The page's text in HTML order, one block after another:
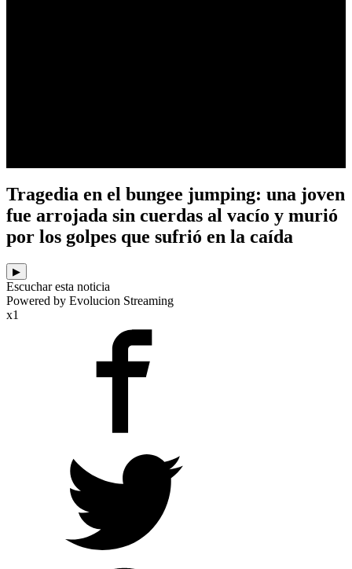
Tragedia en el bungee jumping: una joven
fue arrojada sin cuerdas al vacío y murió
por los golpes que sufrió en la caída
▶
Escuchar esta noticia
Powered by Evolucion Streaming
x1